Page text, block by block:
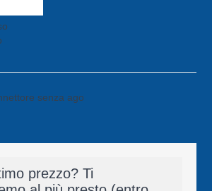
senza ago
prezzo? Ti